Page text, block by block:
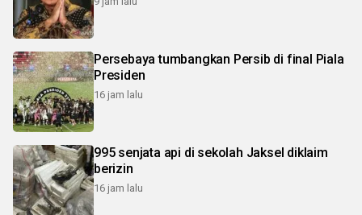
Persebaya tumbangkan Persib di final Piala
Presiden
16 jam lalu
995 senjata api di sekolah Jaksel diklaim
berizin
16 jam lalu